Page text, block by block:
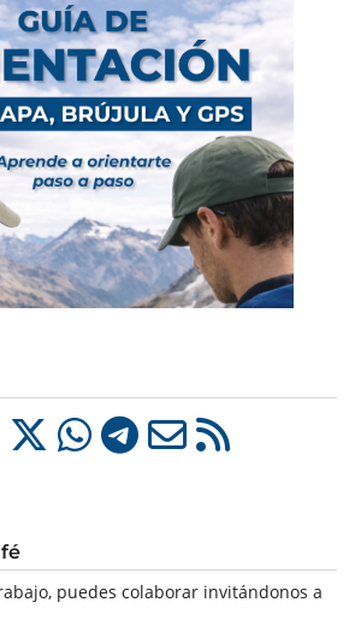
puedes colaborar invitándonos a